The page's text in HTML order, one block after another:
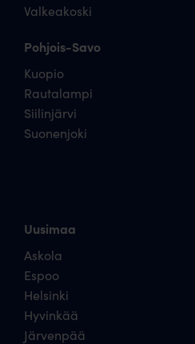
Valkeakoski
Pohjois-Savo
Kuopio
Rautalampi
Siilinjärvi
Suonenjoki
Uusimaa
Askola
Espoo
Helsinki
Hyvinkää
Järvenpää